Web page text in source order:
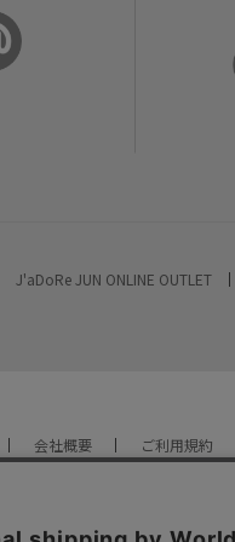
J'aDoRe JUN ONLINE OUTLET
会社概要 ご利用規約